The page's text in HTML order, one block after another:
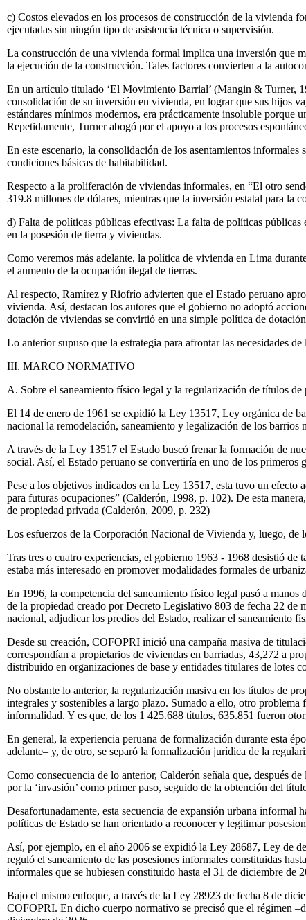
c) Costos elevados en los procesos de construcción de la
ejecutadas sin ningún tipo de asistencia técnica o supervisión.
La construcción de una vivienda formal implica una inversión que
la ejecución de la construcción. Tales factores convierten a la
En un artículo titulado ‘El Movimiento Barrial’ (Mangin & Turner,
consolidación de su inversión en vivienda, en lograr que sus hijos
estándares mínimos modernos, era prácticamente insoluble porque
Repetidamente, Turner abogó por el apoyo a los procesos
En este escenario, la consolidación de los asentamientos
condiciones básicas de habitabilidad.
Respecto a la proliferación de viviendas informales, en “El otro
319.8 millones de dólares, mientras que la inversión estatal para la
d) Falta de políticas públicas efectivas: La falta de políticas
en la posesión de tierra y viviendas.
Como veremos más adelante, la política de vivienda en Lima
el aumento de la ocupación ilegal de tierras.
Al respecto, Ramírez y Riofrío advierten que el Estado peruano
vivienda. Así, destacan los autores que el gobierno no adoptó
dotación de viviendas se convirtió en una simple política de
Lo anterior supuso que la estrategia para afrontar las necesidades
III. MARCO NORMATIVO
A. Sobre el saneamiento físico legal y la regularización de títulos de
El 14 de enero de 1961 se expidió la Ley 13517, Ley orgánica de
nacional la remodelación, saneamiento y legalización de los barrios
A través de la Ley 13517 el Estado buscó frenar la formación de
social. Así, el Estado peruano se convertiría en uno de los
Pese a los objetivos indicados en la Ley 13517, esta tuvo un
para futuras ocupaciones” (Calderón, 1998, p. 102). De esta
de propiedad privada (Calderón, 2009, p. 232)
Los esfuerzos de la Corporación Nacional de Vivienda y, luego, de
Tras tres o cuatro experiencias, el gobierno 1963 - 1968 desistió
estaba más interesado en promover modalidades formales de
En 1996, la competencia del saneamiento físico legal pasó a
de la propiedad creado por Decreto Legislativo 803 de fecha 22
nacional, adjudicar los predios del Estado, realizar el saneamiento
Desde su creación, COFOPRI inició una campaña masiva de
correspondían a propietarios de viviendas en barriadas, 43,272 a
distribuido en organizaciones de base y entidades titulares de lotes
No obstante lo anterior, la regularización masiva en los títulos de
integrales y sostenibles a largo plazo. Sumado a ello, otro
informalidad. Y es que, de los 1 425.688 títulos, 635.851 fueron
En general, la experiencia peruana de formalización durante esta
adelante– y, de otro, se separó la formalización jurídica de la
Como consecuencia de lo anterior, Calderón señala que, después
por la ‘invasión’ como primer paso, seguido de la obtención del
Desafortunadamente, esta secuencia de expansión urbana
políticas de Estado se han orientado a reconocer y legitimar
Así, por ejemplo, en el año 2006 se expidió la Ley 28687, Ley de
reguló el saneamiento de las posesiones informales constituidas
informales que se hubiesen constituido hasta el 31 de diciembre de
Bajo el mismo enfoque, a través de la Ley 28923 de fecha 8 de
COFOPRI. En dicho cuerpo normativo se precisó que el régimen